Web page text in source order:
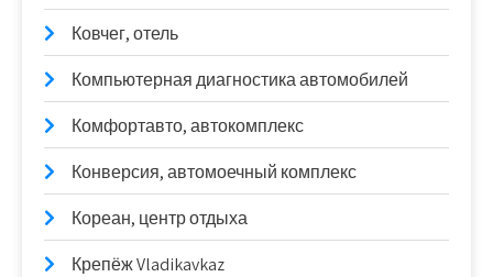
Ковчег, отель
Компьютерная диагностика автомобилей
Комфортавто, автокомплекс
Конверсия, автомоечный комплекс
Кореан, центр отдыха
Крепёж Vladikavkaz